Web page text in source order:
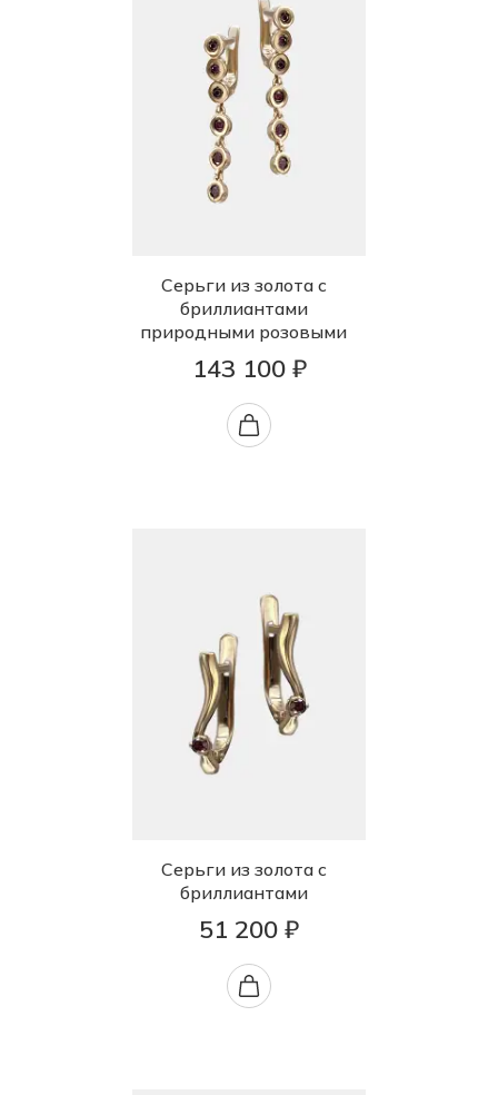
Серьги из золота с
бриллиантами
природными розовыми
143 100 ₽
Серьги из золота с
бриллиантами
51 200 ₽